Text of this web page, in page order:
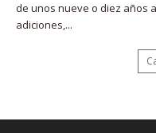
de unos nueve o diez años
adiciones,...